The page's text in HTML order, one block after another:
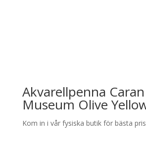
Akvarellpenna Caran
Museum Olive
Kom in i vår fysiska butik för bästa pris